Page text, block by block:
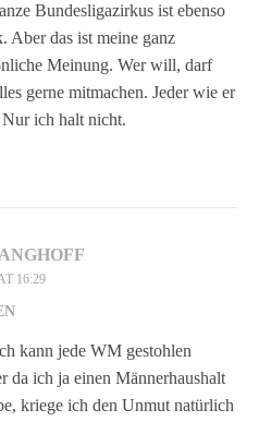
Bundesligazirkus ist ebenso
Aber das ist meine ganz
Meinung. Wer will, darf
gerne mitmachen. Jeder wie er
ich halt nicht.
16:29
kann jede WM gestohlen
da ich ja einen Männerhaushalt
kriege ich den Unmut natürlich